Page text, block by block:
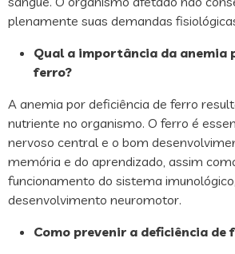
plenamente suas demandas
Qual a importância da anemia
ferro?
A anemia por deficiência de ferro
nutriente no organismo. O ferro é
nervoso central e o bom
memória e do aprendizado, assim
funcionamento do sistema
desenvolvimento neuromotor.
Como prevenir a deficiência de